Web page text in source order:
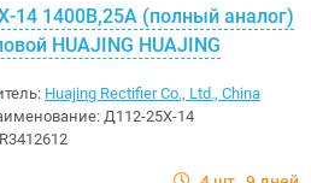
14 1400В,25A (полный аналог)
HUAJING HUAJING
Huajing Rectifier Co., Ltd., China
Д112-25Х-14